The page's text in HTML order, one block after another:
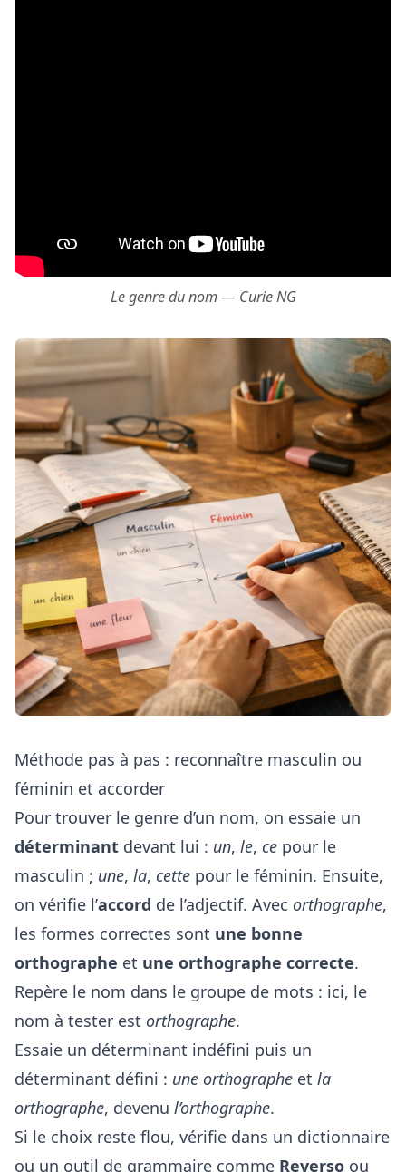
Le genre du nom — Curie NG
Méthode pas à pas : reconnaître masculin ou
féminin et accorder
Pour trouver le genre d’un nom, on essaie un
déterminant devant lui : un, le, ce pour le
masculin ; une, la, cette pour le féminin. Ensuite,
on vérifie l’accord de l’adjectif. Avec orthographe,
les formes correctes sont une bonne
orthographe et une orthographe correcte.
Repère le nom dans le groupe de mots : ici, le
nom à tester est orthographe.
Essaie un déterminant indéfini puis un
déterminant défini : une orthographe et la
orthographe, devenu l’orthographe.
Si le choix reste flou, vérifie dans un dictionnaire
ou un outil de grammaire comme Reverso ou